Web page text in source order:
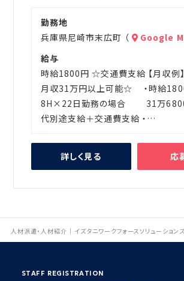
勤務地
兵庫県尼崎市末広町 （
Google
給与
時給1800円 ☆交通費支給 【月収例
月収31万円以上可能☆ ・時給
8H×22日勤務の場合 31万
代別途支給＋交通費支給 ・…
詳しく見る 応
人材派遣・人材紹介｜イズタニワークフォースソリューション
STAFF REGISTRATION